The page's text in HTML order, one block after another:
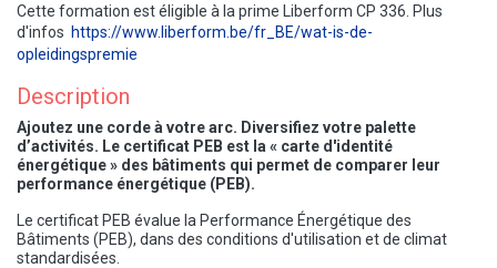
Cette formation est éligible à la prime Liberform CP 336. Plus
d'infos https://www.liberform.be/fr_BE/wat-is-de-
opleidingspremie
Description
Ajoutez une corde à votre arc. Diversifiez votre palette
d’activités. Le certificat PEB est la « carte d'identité
énergétique » des bâtiments qui permet de comparer leur
performance énergétique (PEB).
Le certificat PEB évalue la Performance Énergétique des
Bâtiments (PEB), dans des conditions d'utilisation et de climat
standardisées.